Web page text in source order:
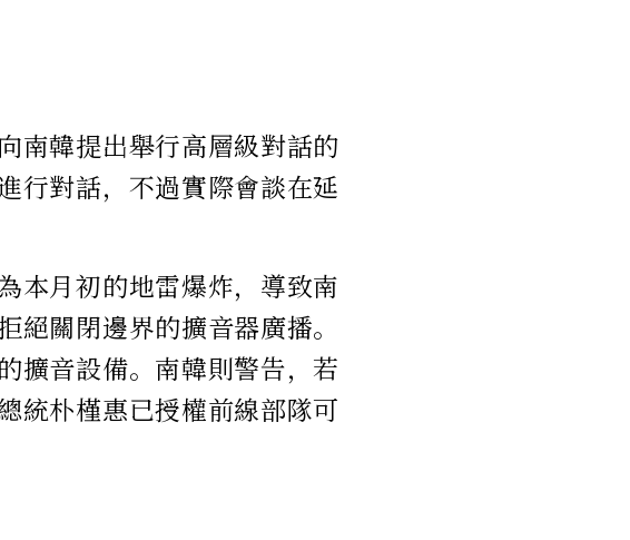
南韓提出舉行高層級對話的
行對話，不過實際會談在延
本月初的地雷爆炸，導致南
關閉邊界的擴音器廣播。
擴音設備。南韓則警告，若
統朴槿惠已授權前線部隊可